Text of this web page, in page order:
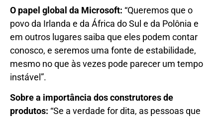
O papel global da Microsoft: “Queremos que o
povo da Irlanda e da África do Sul e da Polônia e
em outros lugares saiba que eles podem contar
conosco, e seremos uma fonte de estabilidade,
mesmo no que às vezes pode parecer um tempo
instável”.
Sobre a importância dos construtores de
produtos: “Se a verdade for dita, as pessoas que